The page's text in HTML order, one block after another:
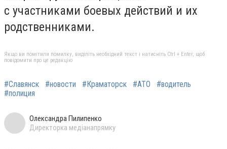
с участниками боевых действий и их
родственниками.
Якщо ви помітили помилку, виділіть необхідний текст і натисніть Ctrl + Enter, щоб
повідомити про це редакцію
#Славянск #новости #Краматорск #АТО
#водитель
#полиция
Олександра Пилипенко
Директорка медіанапрямку